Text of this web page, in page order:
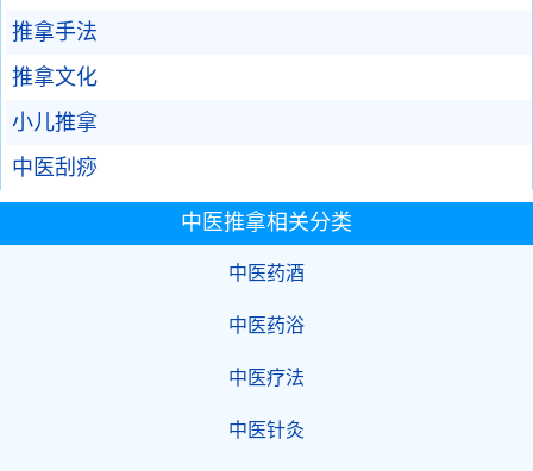
推拿手法
推拿文化
小儿推拿
中医刮痧
中医推拿相关分类
中医药酒
中医药浴
中医疗法
中医针灸